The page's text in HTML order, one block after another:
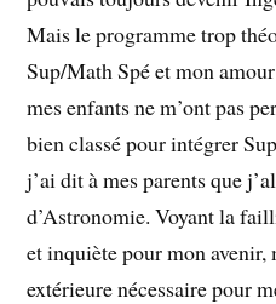
Mais le programme trop
Sup/Math Spé et mon
mes enfants ne m’ont pas
bien classé pour intégrer
j’ai dit à mes parents que
d’Astronomie. Voyant la
et inquiète pour mon avenir,
extérieure nécessaire pour